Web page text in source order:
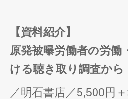
【資料紹介】
原発被曝労働者の労働
ける聴き取り調査から
／明石書店／5,500円